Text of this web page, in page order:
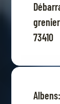
73410